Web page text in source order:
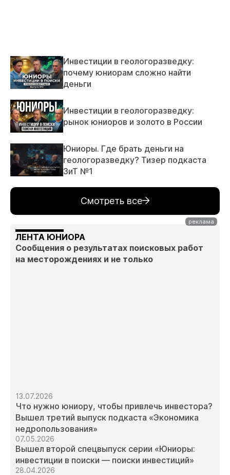
Инвестиции в геологоразведку:
почему юниорам сложно найти
деньги
Инвестиции в геологоразведку:
рынок юниоров и золото в России
Юниоры. Где брать деньги на
геологоразведку? Тизер подкаста
ЗиТ №1
Смотреть все
ЛЕНТА ЮНИОРА
Сообщения о результатах поисковых работ
на месторождениях и не только
13.07.2026
Что нужно юниору, чтобы привлечь инвестора?
Вышел третий выпуск подкаста «Экономика
недропользования»
07.05.2026
Вышел второй спецвыпуск серии «Юниоры:
инвестиции в поиски — поиски инвестиций»
28.04.2026